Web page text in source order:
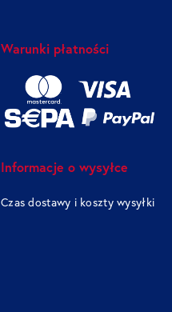
Warunki płatności
Informacje o wysyłce
Czas dostawy i koszty wysyłki